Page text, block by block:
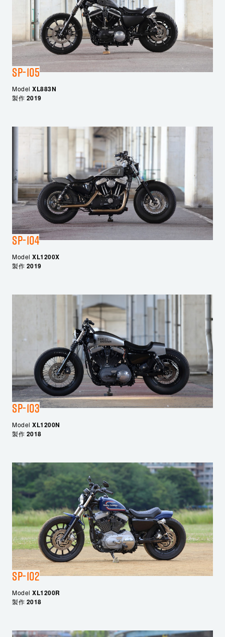
SP-105
Model XL883N
製作 2019
SP-104
Model XL1200X
製作 2019
SP-103
Model XL1200N
製作 2018
SP-102
Model XL1200R
製作 2018